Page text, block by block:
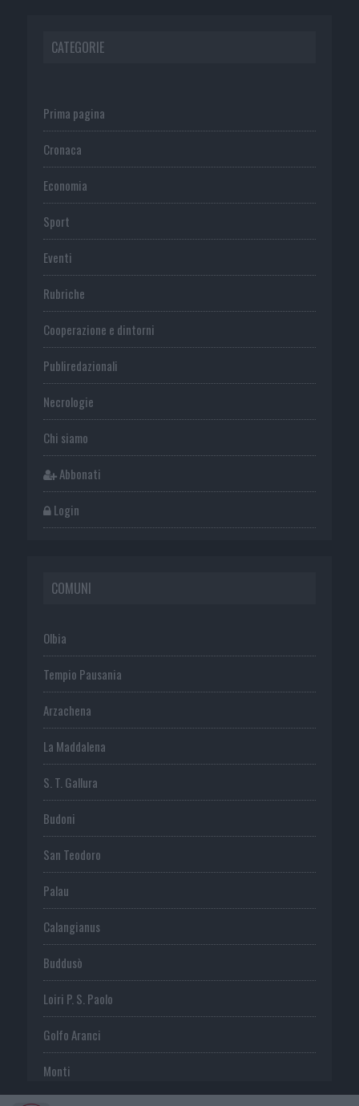
CATEGORIE
Prima pagina
Cronaca
Economia
Sport
Eventi
Rubriche
Cooperazione e dintorni
Publiredazionali
Necrologie
Chi siamo
Abbonati
Login
COMUNI
Olbia
Tempio Pausania
Arzachena
La Maddalena
S. T. Gallura
Budoni
San Teodoro
Palau
Calangianus
Buddusò
Loiri P. S. Paolo
Golfo Aranci
Monti